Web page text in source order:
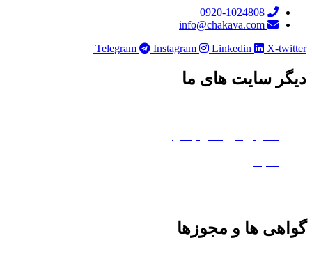
0920-1024808
info@chakava.com
Telegram
Instagram Linkedin X-
سایت های ما
ها و مجوزها